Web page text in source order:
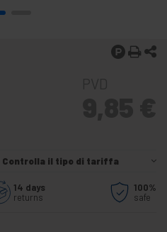
Controlla il tipo di tariffa
14 days
returns
100%
safe